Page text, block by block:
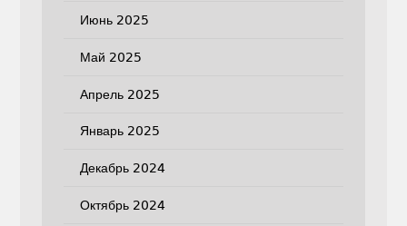
Июнь 2025
Май 2025
Апрель 2025
Январь 2025
Декабрь 2024
Октябрь 2024